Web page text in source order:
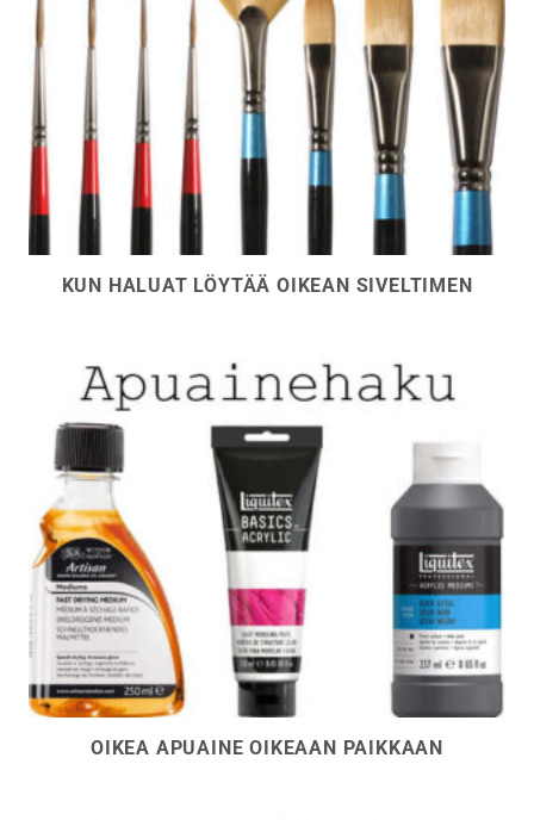
KUN HALUAT LÖYTÄÄ OIKEAN SIVELTIMEN
OIKEA APUAINE OIKEAAN PAIKKAAN